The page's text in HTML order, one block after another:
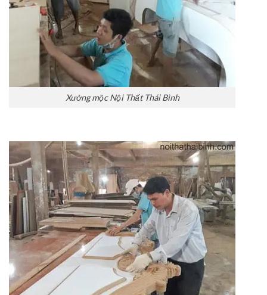
Xưởng mộc Nội Thất Thái Bình